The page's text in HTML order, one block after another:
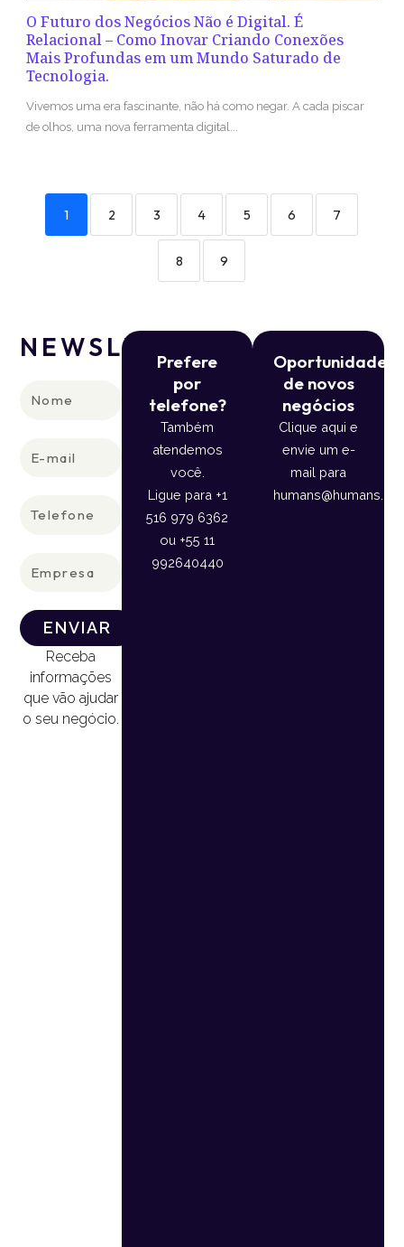
O Futuro dos Negócios Não é Digital. É
Relacional – Como Inovar Criando Conexões
Mais Profundas em um Mundo Saturado de
Tecnologia.
Vivemos uma era fascinante, não há como negar. A cada piscar
de olhos, uma nova ferramenta digital...
1 2 3 4 5 6 7
8 9
NEWSLETTER
ENVIAR
Receba
informações
que vão ajudar
o seu negócio.
Prefere
por
telefone?
Também
atendemos
você.
Ligue para +1
516 979 6362
ou +55 11
992640440
Oportunidade
de novos
negócios
Clique aqui e
envie um e-
mail para